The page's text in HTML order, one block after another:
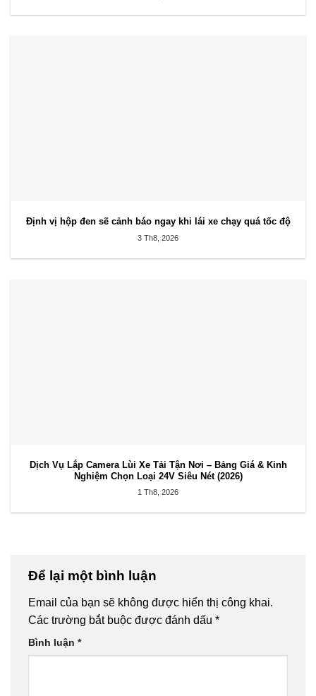
Định vị hộp đen sẽ cảnh báo ngay khi lái xe chạy quá tốc độ
3 Th8, 2026
Dịch Vụ Lắp Camera Lùi Xe Tải Tận Nơi – Bảng Giá & Kinh
Nghiệm Chọn Loại 24V Siêu Nét (2026)
1 Th8, 2026
Để lại một bình luận
Email của bạn sẽ không được hiển thị công khai.
Các trường bắt buộc được đánh dấu *
Bình luận *